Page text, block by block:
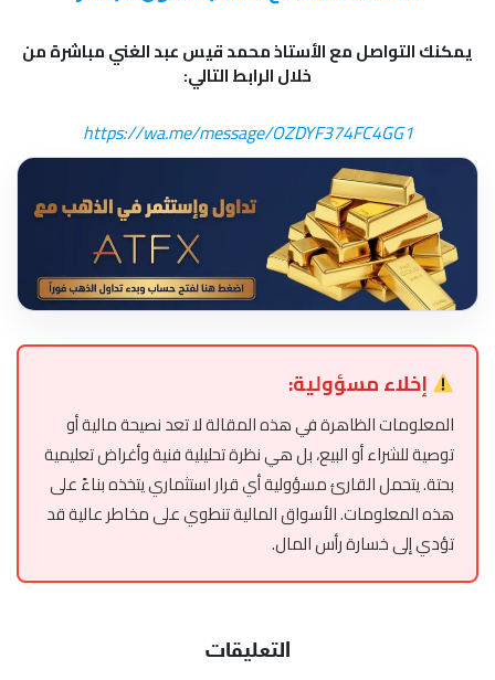
يمكنك التواصل مع الأستاذ محمد قيس عبد الغني مباشرة من
خلال الرابط التالي:
https://wa.me/message/OZDYF374FC4GG1
إخلاء مسؤولية:
المعلومات الظاهرة في هذه المقالة لا تعد نصيحة مالية أو
توصية للشراء أو البيع، بل هي نظرة تحليلية فنية وأغراض تعليمية
بحتة. يتحمل القارئ مسؤولية أي قرار استثماري يتخذه بناءً على
هذه المعلومات. الأسواق المالية تنطوي على مخاطر عالية قد
تؤدي إلى خسارة رأس المال.
التعليقات